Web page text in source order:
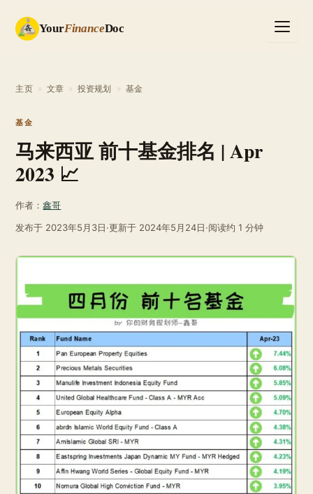
YourFinanceDoc
主页 » 文章 » 投资规划 » 基金
基金
马来西亚 前十基金排名 | Apr
2023 📈
作者：鑫哥
发布于 2023年5月3日·更新于 2024年5月24日·阅读约 1 分钟